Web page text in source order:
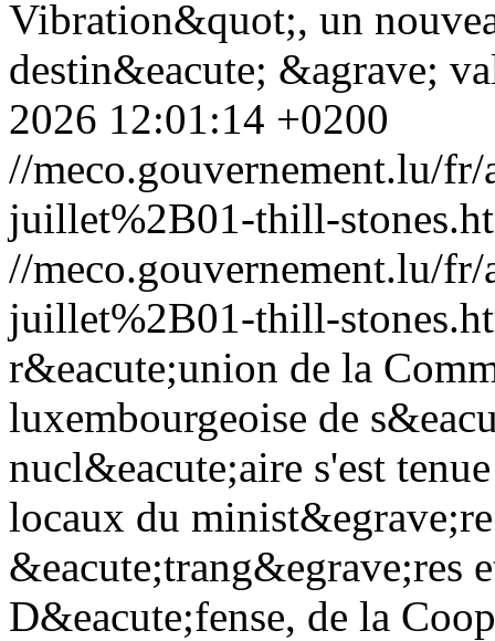
Vibration&quot;, un
destin&eacute; &agrave;
2026 12:01:14 +0200
//meco.gouvernement.lu/
juillet%2B01-thill-
//meco.gouvernement.lu/
juillet%2B01-thill-
r&eacute;union de la
luxembourgeoise de
nucl&eacute;aire s'est
locaux du
&eacute;trang&egrave;res
D&eacute;fense, de la